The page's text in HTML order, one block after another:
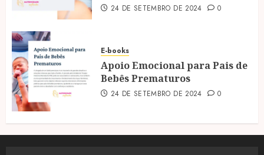
24 DE SETEMBRO DE 2024 0
E-books
Apoio Emocional para Pais de
Bebês Prematuros
24 DE SETEMBRO DE 2024 0